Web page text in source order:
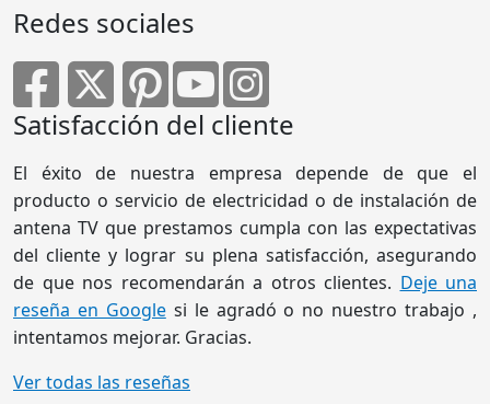
Redes sociales
Satisfacción del cliente
El éxito de nuestra empresa depende de que el
producto o servicio de electricidad o de instalación de
antena TV que prestamos cumpla con las expectativas
del cliente y lograr su plena satisfacción, asegurando
de que nos recomendarán a otros clientes. Deje una
reseña en Googlesi le agradó o no nuestro trabajo ,
intentamos mejorar. Gracias.
Ver todas las reseñas